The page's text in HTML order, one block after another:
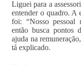
Liguei para a
entender o quadro. A
foi: “Nosso pessoal
então busca pontos
ajuda na
tá explicado.